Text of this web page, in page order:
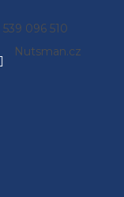
096 510
Nutsman.cz